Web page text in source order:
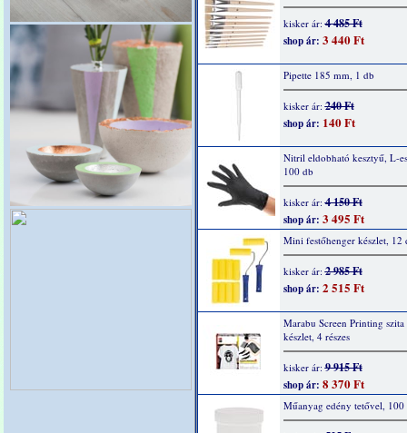
kisker ár:4 485 Ft
shop ár: 3 440 Ft
Pipette 185 mm, 1 db
kisker ár:240 Ft
shop ár: 140 Ft
Nitril eldobható kesztyű, L-
100 db
kisker ár:4 150 Ft
shop ár: 3 495 Ft
Mini festőhenger készlet, 12
kisker ár:2 985 Ft
shop ár: 2 515 Ft
Marabu Screen Printing
készlet, 4 részes
kisker ár:9 915 Ft
shop ár: 8 370 Ft
Műanyag edény tetővel, 100